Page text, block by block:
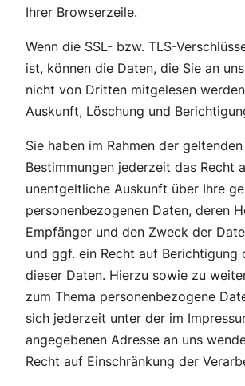
Ihrer Browserzeile.
Wenn die SSL- bzw. TLS-
ist, können die Daten, die Sie an
nicht von Dritten mitgelesen
Auskunft, Löschung und
Sie haben im Rahmen der
Bestimmungen jederzeit das Recht
unentgeltliche Auskunft über Ihre
personenbezogenen Daten, deren
Empfänger und den Zweck der
und ggf. ein Recht auf Berichtigung
dieser Daten. Hierzu sowie zu
zum Thema personenbezogene
sich jederzeit unter der im
angegebenen Adresse an uns
Recht auf Einschränkung der